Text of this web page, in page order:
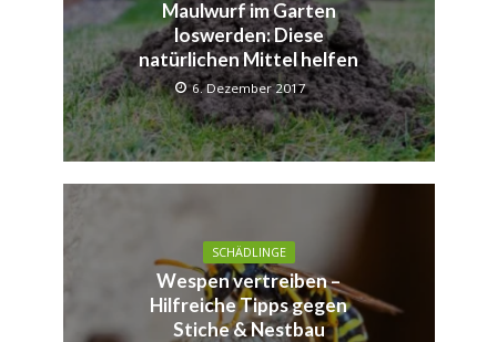
Maulwurf im Garten
loswerden: Diese
natürlichen Mittel helfen
6. Dezember 2017
SCHÄDLINGE
Wespen vertreiben –
Hilfreiche Tipps gegen
Stiche & Nestbau